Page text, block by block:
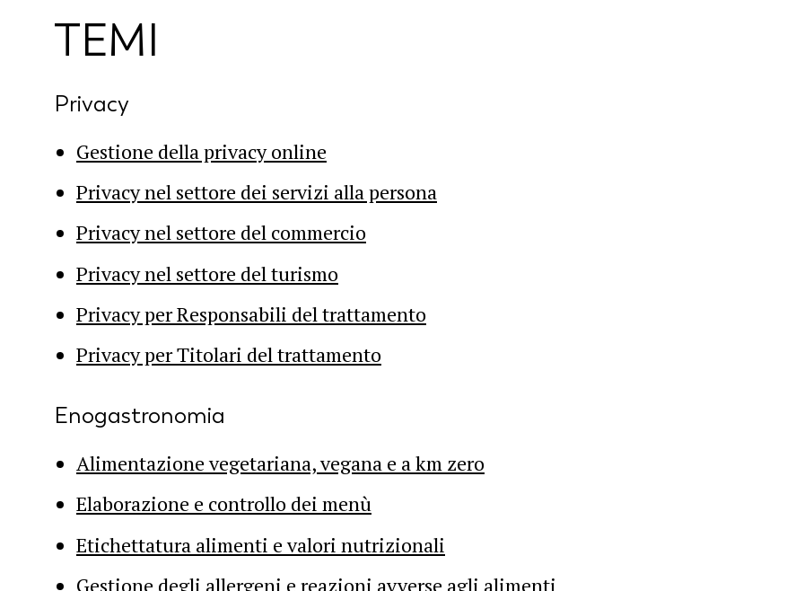
TEMI
Privacy
Gestione della privacy online
Privacy nel settore dei servizi alla persona
Privacy nel settore del commercio
Privacy nel settore del turismo
Privacy per Responsabili del trattamento
Privacy per Titolari del trattamento
Enogastronomia
Alimentazione vegetariana, vegana e a km zero
Elaborazione e controllo dei menù
Etichettatura alimenti e valori nutrizionali
Gestione degli allergeni e reazioni avverse agli alimenti